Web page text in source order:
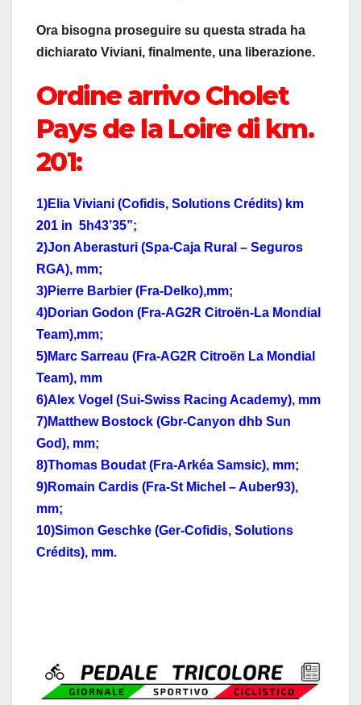
Ora bisogna proseguire su questa strada ha
dichiarato Viviani, finalmente, una liberazione.
Ordine arrivo Cholet
Pays de la Loire di km.
201:
1)Elia Viviani (Cofidis, Solutions Crédits) km
201 in 5h43’35”;
2)Jon Aberasturi (Spa-Caja Rural – Seguros
RGA), mm;
3)Pierre Barbier (Fra-Delko),mm;
4)Dorian Godon (Fra-AG2R Citroën-La Mondial
Team),mm;
5)Marc Sarreau (Fra-AG2R Citroën La Mondial
Team), mm
6)Alex Vogel (Sui-Swiss Racing Academy), mm
7)Matthew Bostock (Gbr-Canyon dhb Sun
God), mm;
8)Thomas Boudat (Fra-Arkéa Samsic), mm;
9)Romain Cardis (Fra-St Michel – Auber93),
mm;
10)Simon Geschke (Ger-Cofidis, Solutions
Crédits), mm.